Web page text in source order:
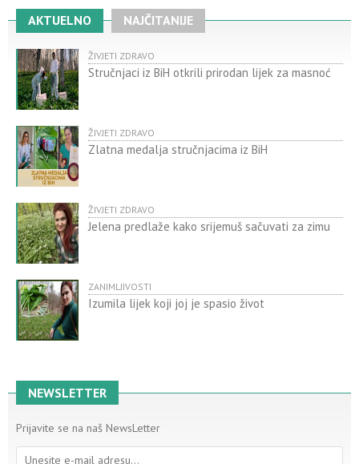
AKTUELNO NAJČITANIJE
ŽIVJETI ZDRAVO
Stručnjaci iz BiH otkrili prirodan lijek za masnoć
ŽIVJETI ZDRAVO
Zlatna medalja stručnjacima iz BiH
ŽIVJETI ZDRAVO
Jelena predlaže kako srijemuš sačuvati za zimu
ZANIMLJIVOSTI
Izumila lijek koji joj je spasio život
NEWSLETTER
Prijavite se na naš NewsLetter